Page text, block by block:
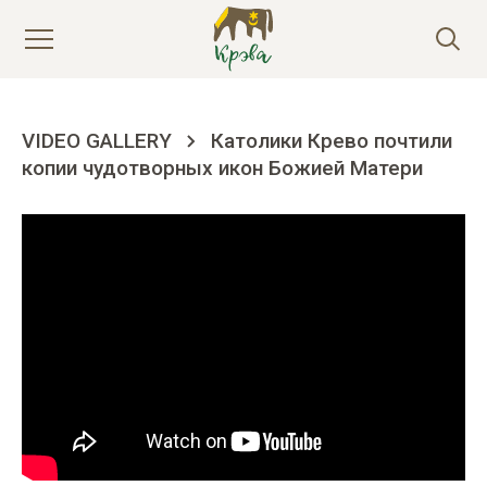
VIDEO GALLERY
Католики Крево почтили
копии чудотворных икон Божией Матери